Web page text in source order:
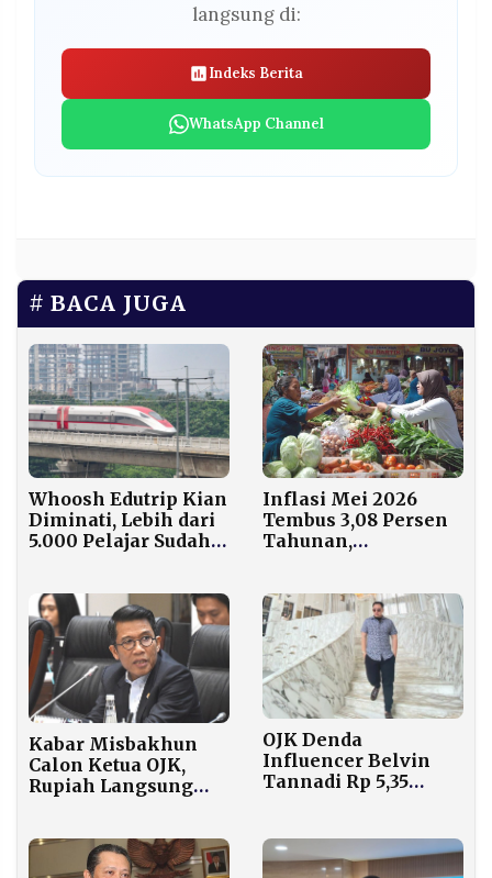
langsung di:
Indeks Berita
WhatsApp Channel
BACA JUGA
Whoosh Edutrip Kian
Diminati, Lebih dari
5.000 Pelajar Sudah
Inflasi Mei 2026
Tembus 3,08 Persen
Tahunan,
Niño Godzilla
Perburuk Outlook
Kabar Misbakhun
Calon Ketua OJK,
Rupiah Langsung
OJK Denda
Influencer Belvin
Tannadi Rp 5,35
AYLS, FILM, dan
BSML